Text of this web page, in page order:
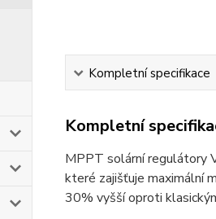
Kompletní specifikace
Kompletní
MPPT solární regulátory
které zajišťuje maximální
30% vyšší oproti